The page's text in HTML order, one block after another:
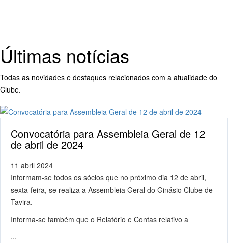
Últimas notícias
Todas as novidades e destaques relacionados com a atualidade do
Clube.
Convocatória para Assembleia Geral de 12
de abril de 2024
11 abril 2024
Informam-se todos os sócios que no próximo dia 12 de abril,
sexta-feira, se realiza a Assembleia Geral do Ginásio Clube de
Tavira.
Informa-se também que o Relatório e Contas relativo a
...